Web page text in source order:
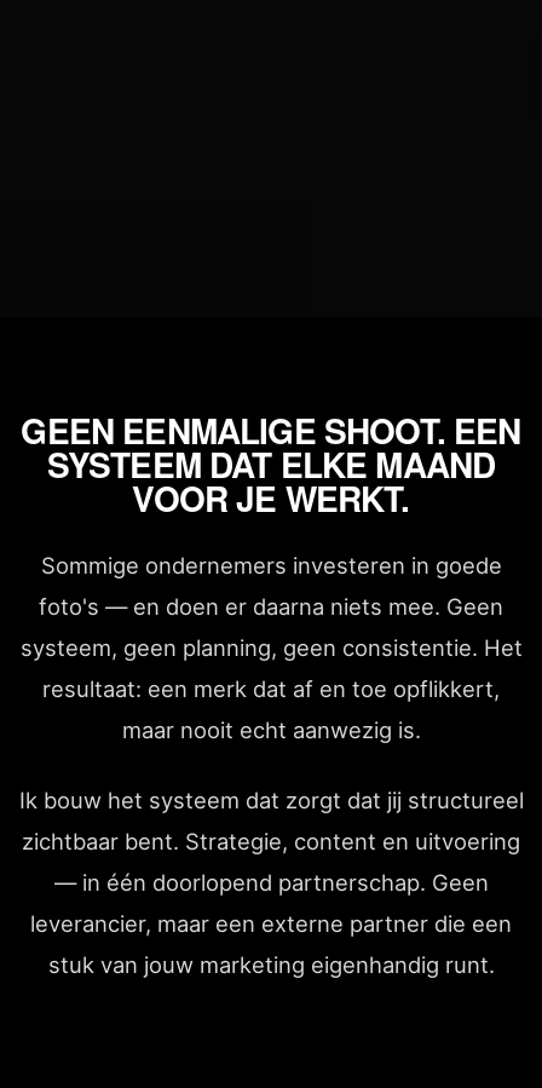
GEEN EENMALIGE SHOOT. EEN
SYSTEEM DAT ELKE MAAND
VOOR JE WERKT.
Sommige ondernemers investeren in goede
foto's — en doen er daarna niets mee. Geen
systeem, geen planning, geen consistentie. Het
resultaat: een merk dat af en toe opflikkert,
maar nooit echt aanwezig is.
Ik bouw het systeem dat zorgt dat jij structureel
zichtbaar bent. Strategie, content en uitvoering
— in één doorlopend partnerschap. Geen
leverancier, maar een externe partner die een
stuk van jouw marketing eigenhandig runt.